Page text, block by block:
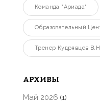
Команда "Ариада"
Образовательный
Тренер Кудрявцев
АРХИВЫ
Май 2026 (1)